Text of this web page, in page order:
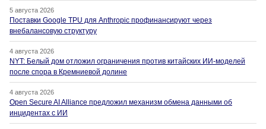
5 августа 2026
Поставки Google TPU для Anthropic профинансируют через
внебалансовую структуру
4 августа 2026
NYT: Белый дом отложил ограничения против китайских ИИ-моделей
после спора в Кремниевой долине
4 августа 2026
Open Secure AI Alliance предложил механизм обмена данными об
инцидентах с ИИ